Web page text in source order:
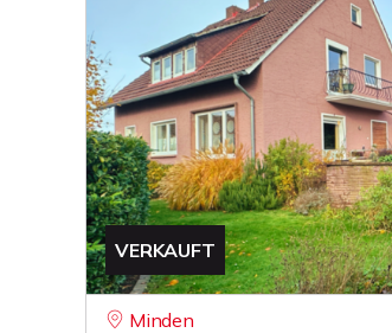
VERKAUFT
Minden